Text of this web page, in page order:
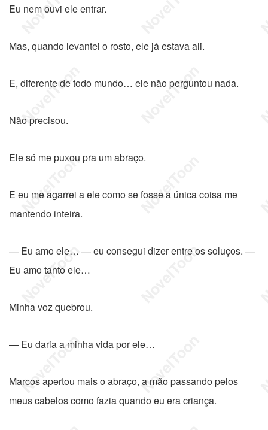
Eu nem ouvi ele entrar.
Mas, quando levantei o rosto, ele já estava ali.
E, diferente de todo mundo… ele não perguntou nada.
Não precisou.
Ele só me puxou pra um abraço.
E eu me agarrei a ele como se fosse a única coisa me
mantendo inteira.
— Eu amo ele… — eu consegui dizer entre os soluços. —
Eu amo tanto ele…
Minha voz quebrou.
— Eu daria a minha vida por ele…
Marcos apertou mais o abraço, a mão passando pelos
meus cabelos como fazia quando eu era criança.